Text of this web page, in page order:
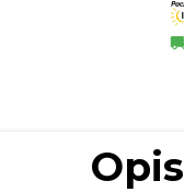
Opis